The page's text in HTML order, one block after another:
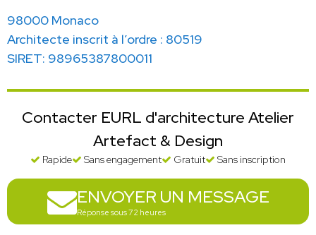
98000 Monaco
Architecte inscrit à l’ordre : 80519
SIRET: 98965387800011
Contacter EURL d'architecture Atelier
Artefact & Design
Rapide Sans engagement Gratuit Sans inscription
ENVOYER UN MESSAGE
Réponse sous 72 heures